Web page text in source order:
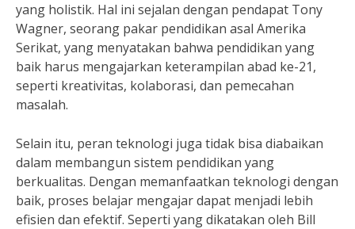
yang holistik. Hal ini sejalan dengan pendapat Tony
Wagner, seorang pakar pendidikan asal Amerika
Serikat, yang menyatakan bahwa pendidikan yang
baik harus mengajarkan keterampilan abad ke-21,
seperti kreativitas, kolaborasi, dan pemecahan
masalah.
Selain itu, peran teknologi juga tidak bisa diabaikan
dalam membangun sistem pendidikan yang
berkualitas. Dengan memanfaatkan teknologi dengan
baik, proses belajar mengajar dapat menjadi lebih
efisien dan efektif. Seperti yang dikatakan oleh Bill